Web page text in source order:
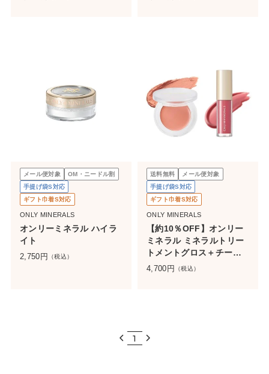
メール便対象
OM・ニードル割
手提げ袋S対応
ギフト巾着S対応
ONLY MINERALS
オンリーミネラル ハイラ
イト
2,750 円 （税込）
送料無料
メール便対象
手提げ袋S対応
ギフト巾着S対応
ONLY MINERALS
【約10％OFF】オンリー
ミネラル ミネラルトリー
トメントグロス＋チーク
セット
4,700 円 （税込）
1